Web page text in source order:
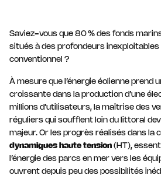
Saviez-vous que 80 % des fonds
situés à des profondeurs inexploitables
conventionnel ?
À mesure que l’énergie éolienne prend
croissante dans la production d’une
millions d’utilisateurs, la maîtrise des
réguliers qui soufflent loin du littoral
majeur. Or les progrès réalisés dans la
dynamiques haute tension (HT),
l’énergie des parcs en mer vers les
ouvrent depuis peu des possibilités